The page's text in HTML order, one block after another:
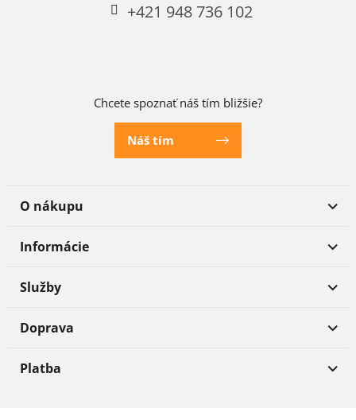
+421 948 736 102
Chcete spoznať náš tím bližšie?
Náš tím
O nákupu
Informácie
Služby
Doprava
Platba